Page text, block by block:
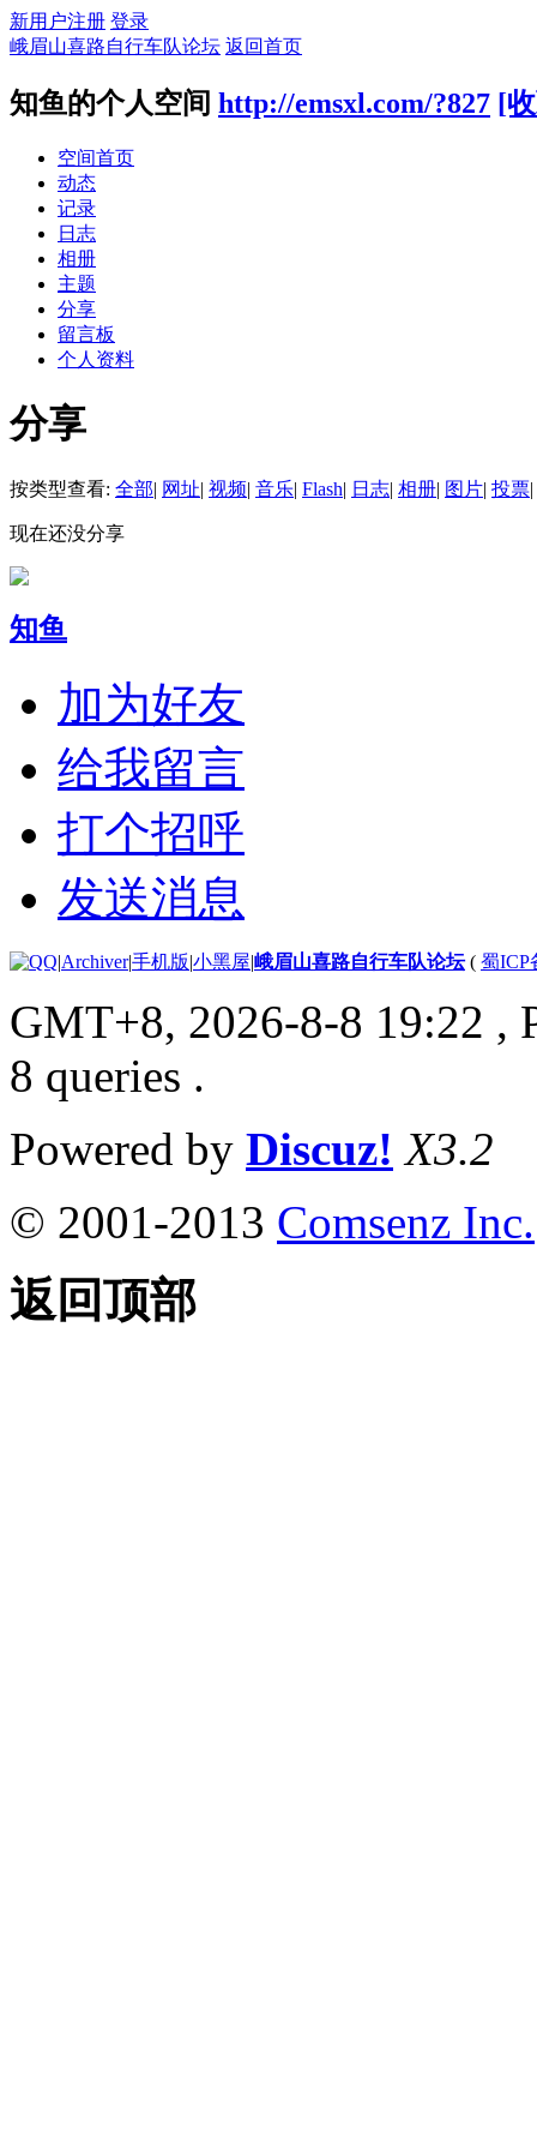
新用户注册 登录
峨眉山喜路自行车队论坛 返回首页
知鱼的个人空间 http://emsxl.com/?827 [
空间首页
动态
记录
日志
相册
主题
分享
留言板
个人资料
分享
按类型查看: 全部| 网址| 视频| 音乐| Flash| 日志| 相册| 图片| 投票|
现在还没分享
知鱼
加为好友
给我留言
打个招呼
发送消息
|Archiver|手机版|小黑屋|峨眉山喜路自行车队论坛( 蜀ICP
GMT+8, 2026-8-8 19:22 ,
8 queries .
Powered by Discuz! X3.2
© 2001-2013 Comsenz Inc.
返回顶部